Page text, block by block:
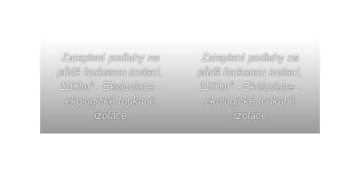
Zateplení podlahy na
půdě foukanou izolací,
1100m² - Ekoizolace -
ekologické foukané
izolace
Zateplení podlahy na
půdě foukanou izolací,
1100m² - Ekoizolace -
ekologické foukané
izolace